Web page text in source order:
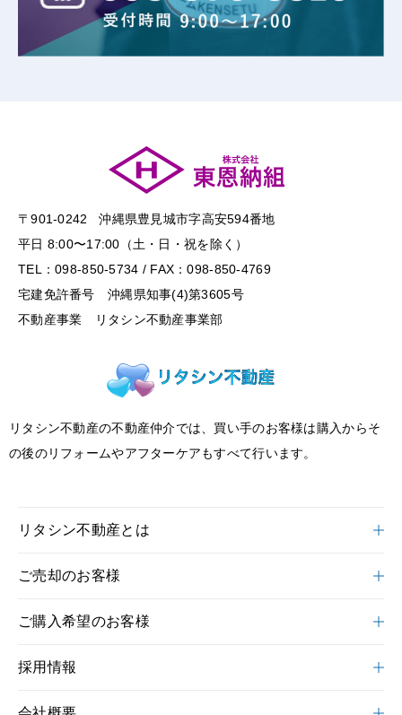
〒901-0242 沖縄県豊見城市字高安594番地
平日 8:00〜17:00（土・日・祝を除く）
TEL：098-850-5734 / FAX：098-850-4769
宅建免許番号 沖縄県知事(4)第3605号
不動産事業 リタシン不動産事業部
リタシン不動産の不動産仲介では、買い手のお客様は購入からそ
の後のリフォームやアフターケアもすべて行います。
リタシン不動産とは
ご売却のお客様
ご購入希望のお客様
採用情報